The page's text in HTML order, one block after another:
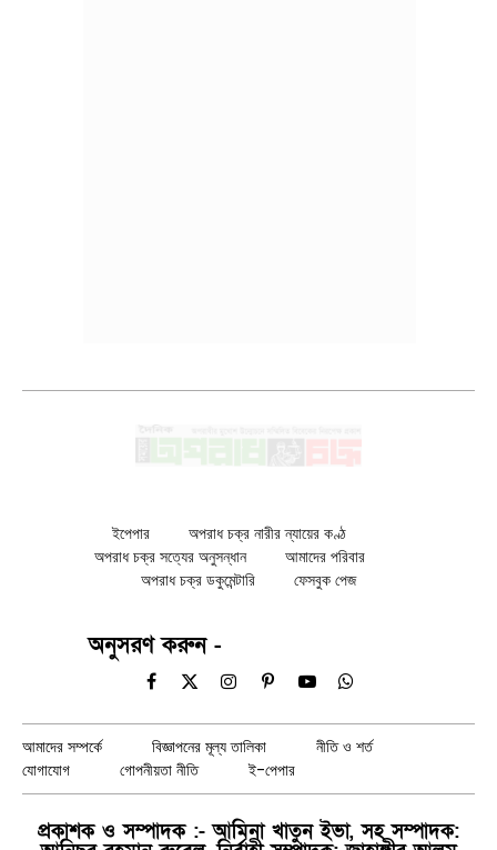
ইপেপার
অপরাধ চক্র নারীর ন্যায়ের কণ্ঠ
অপরাধ চক্র সত্যের অনুসন্ধান
আমাদের পরিবার
অপরাধ চক্র ডকুমেন্টারি
ফেসবুক পেজ
অনুসরণ করুন -
Facebook
X
InstagramPinterestYouTubeWhatsApp
আমাদের সম্পর্কে বিজ্ঞাপনের মূল্য তালিকা
নীতি ও শর্ত
যোগাযোগ
গোপনীয়তা নীতি ই-পেপার
প্রকাশক ও সম্পাদক :- আমিনা খাতুন ইভা, সহ সম্পাদক: